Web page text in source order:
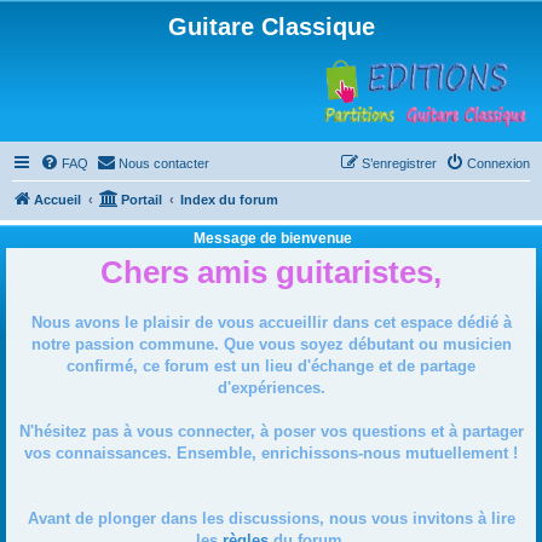
Guitare Classique
FAQ Nous contacter Connexion
S’enregistrer
Accueil Portail Index du forum
Message de bienvenue
Chers amis guitaristes,
Nous avons le plaisir de vous accueillir dans cet espace dédié à
notre passion commune. Que vous soyez débutant ou musicien
confirmé, ce forum est un lieu d'échange et de partage
d'expériences.
N'hésitez pas à vous connecter, à poser vos questions et à partager
vos connaissances. Ensemble, enrichissons-nous mutuellement !
Avant de plonger dans les discussions, nous vous invitons à lire